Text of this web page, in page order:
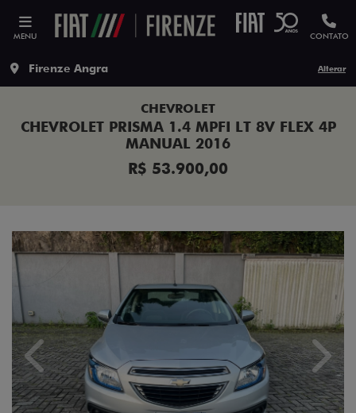
MENU CONTATO
Firenze Angra Alterar
CHEVROLET
CHEVROLET PRISMA 1.4 MPFI LT 8V FLEX 4P
MANUAL 2016
R$ 53.900,00
Previous Next